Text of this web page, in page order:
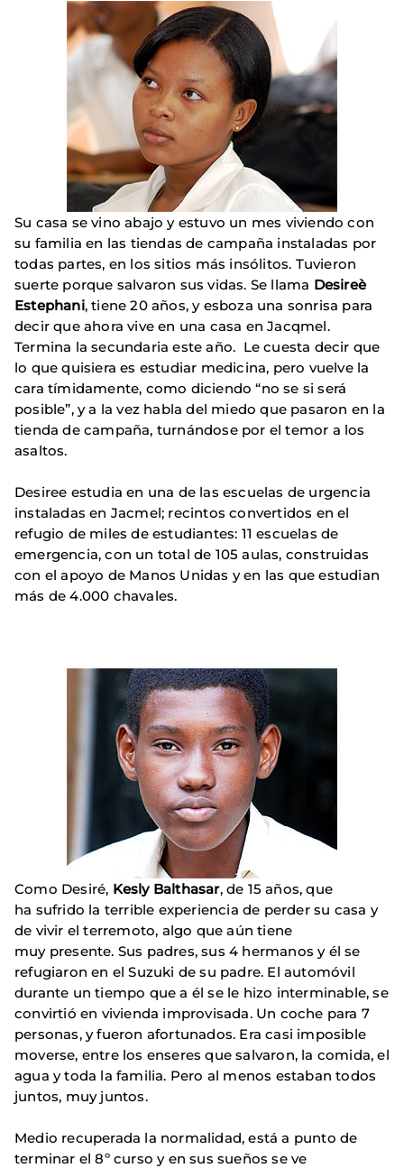
Su casa se vino abajo y estuvo un mes viviendo con
su familia en las tiendas de campaña instaladas por
todas partes, en los sitios más insólitos. Tuvieron
suerte porque salvaron sus vidas. Se llama Desireè
Estephani, tiene 20 años, y esboza una sonrisa para
decir que ahora vive en una casa en Jacqmel.
Termina la secundaria este año. Le cuesta decir que
lo que quisiera es estudiar medicina, pero vuelve la
cara tímidamente, como diciendo “no se si será
posible”, y a la vez habla del miedo que pasaron en la
tienda de campaña, turnándose por el temor a los
asaltos.
Desiree estudia en una de las escuelas de urgencia
instaladas en Jacmel; recintos convertidos en el
refugio de miles de estudiantes: 11 escuelas de
emergencia, con un total de 105 aulas, construidas
con el apoyo de Manos Unidas y en las que estudian
más de 4.000 chavales.
Como Desiré, Kesly Balthasar, de 15 años, que
ha sufrido la terrible experiencia de perder su casa y
de vivir el terremoto, algo que aún tiene
muy presente. Sus padres, sus 4 hermanos y él se
refugiaron en el Suzuki de su padre. El automóvil
durante un tiempo que a él se le hizo interminable, se
convirtió en vivienda improvisada. Un coche para 7
personas, y fueron afortunados. Era casi imposible
moverse, entre los enseres que salvaron, la comida, el
agua y toda la familia. Pero al menos estaban todos
juntos, muy juntos.
Medio recuperada la normalidad, está a punto de
terminar el 8º curso y en sus sueños se ve